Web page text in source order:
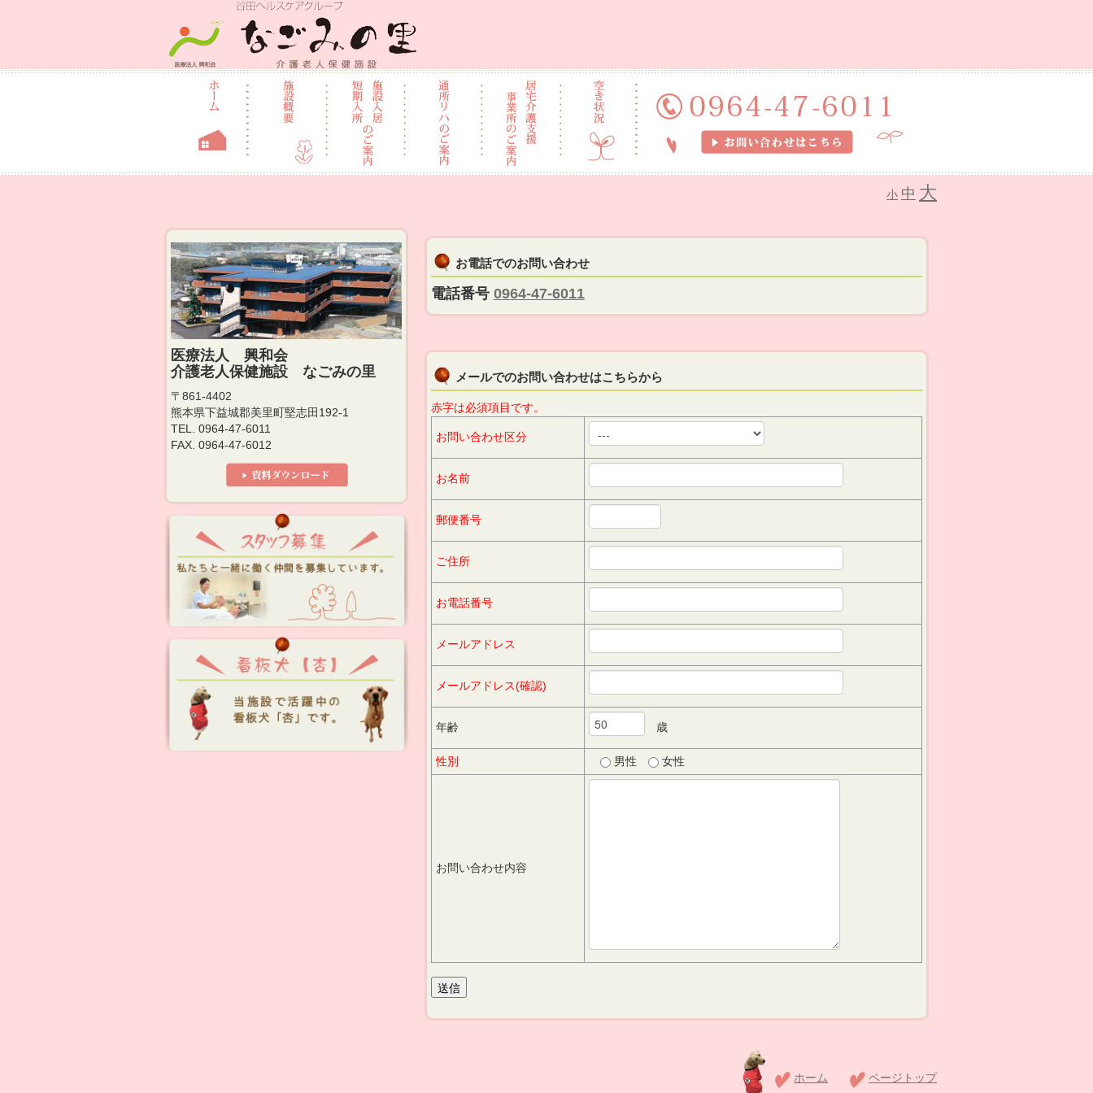
小 中 大
お電話でのお問い合わせ
電話番号 0964-47-6011
メールでのお問い合わせはこちらから
赤字は必須項目です。
お問い合わせ区分
お名前
郵便番号
ご住所
お電話番号
メールアドレス
メールアドレス(確認)
年齢 歳
性別 男性 女性
お問い合わせ内容
医療法人 興和会
介護老人保健施設 なごみの里
〒861-4402
熊本県下益城郡美里町堅志田192-1
TEL. 0964-47-6011
FAX. 0964-47-6012
ホーム ページトップ